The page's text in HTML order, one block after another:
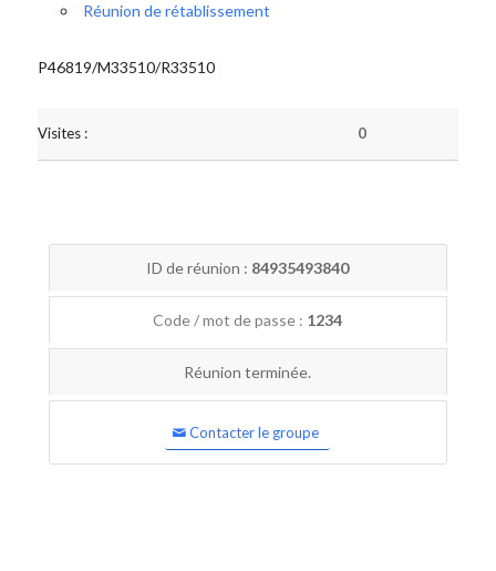
Réunion de rétablissement
P46819/M33510/R33510
Visites : 0
ID de réunion : 84935493840
Code / mot de passe : 1234
Réunion terminée.
Contacter le groupe